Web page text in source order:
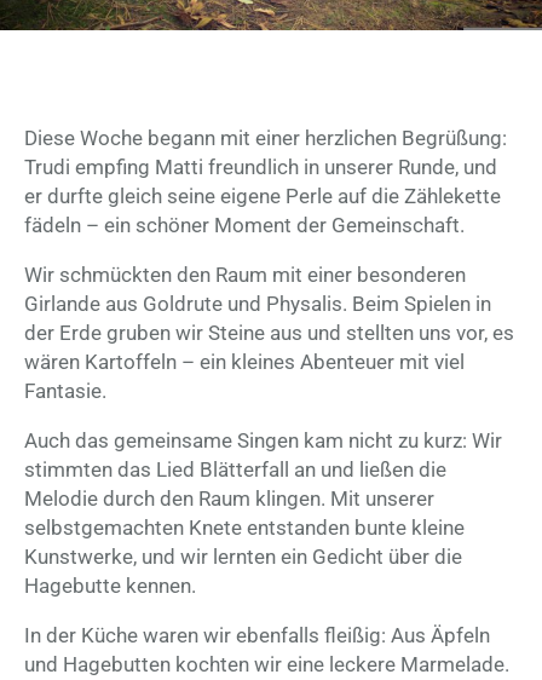
Diese Woche begann mit einer herzlichen Begrüßung:
Trudi empfing Matti freundlich in unserer Runde, und
er durfte gleich seine eigene Perle auf die Zählekette
fädeln – ein schöner Moment der Gemeinschaft.
Wir schmückten den Raum mit einer besonderen
Girlande aus Goldrute und Physalis. Beim Spielen in
der Erde gruben wir Steine aus und stellten uns vor, es
wären Kartoffeln – ein kleines Abenteuer mit viel
Fantasie.
Auch das gemeinsame Singen kam nicht zu kurz: Wir
stimmten das Lied Blätterfall an und ließen die
Melodie durch den Raum klingen. Mit unserer
selbstgemachten Knete entstanden bunte kleine
Kunstwerke, und wir lernten ein Gedicht über die
Hagebutte kennen.
In der Küche waren wir ebenfalls fleißig: Aus Äpfeln
und Hagebutten kochten wir eine leckere Marmelade.